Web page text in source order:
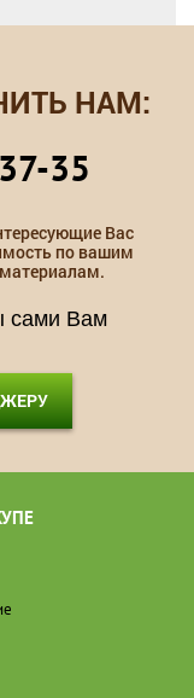
НАМ:
35
Вас
по вашим
сами Вам